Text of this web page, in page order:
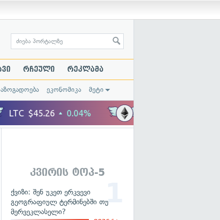
რჩეული რეკლამა
ეკონომიკა მეტი
კვირის ტოპ-5
ქვიზი: შენ უკეთ ერკვევი
გეოგრაფიულ ტერმინებში თუ
მერვეკლასელი?